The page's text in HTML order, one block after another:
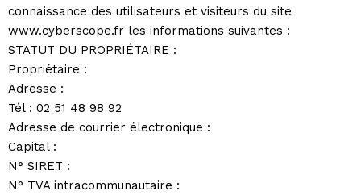
connaissance des utilisateurs et visiteurs du site
www.cyberscope.fr les informations suivantes :
STATUT DU PROPRIÉTAIRE :
Propriétaire :
Adresse :
Tél : 02 51 48 98 92
Adresse de courrier électronique :
Capital :
N° SIRET :
N° TVA intracommunautaire :